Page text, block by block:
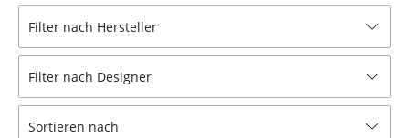
Sekretäre & PC-Tische
Konferenztische
Stehtische & Stehpulte
Kindertische
Filter nach Hersteller
Filter nach Designer
Sortieren nach